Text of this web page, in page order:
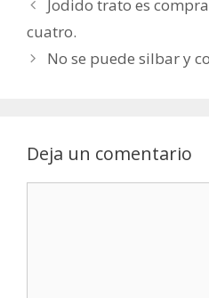
Jodido trato es
cuatro.
No se puede silbar y
Deja un comentario